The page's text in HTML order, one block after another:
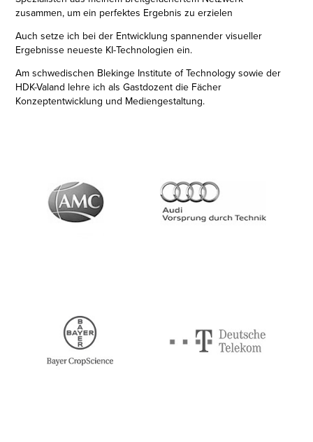
zusammen, um ein perfektes Ergebnis zu erzielen
Auch setze ich bei der Entwicklung spannender visueller
Ergebnisse neueste KI-Technologien ein.
Am schwedischen Blekinge Institute of Technology sowie der
HDK-Valand lehre ich als Gastdozent die Fächer
Konzeptentwicklung und Mediengestaltung.